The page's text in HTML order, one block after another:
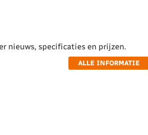
nieuws, specificaties en prijzen.
ALLE INFORMATIE